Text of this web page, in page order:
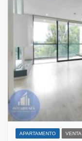
APARTAMENTO VENTA